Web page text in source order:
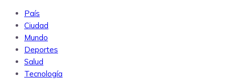
País
Ciudad
Mundo
Deportes
Salud
Tecnología